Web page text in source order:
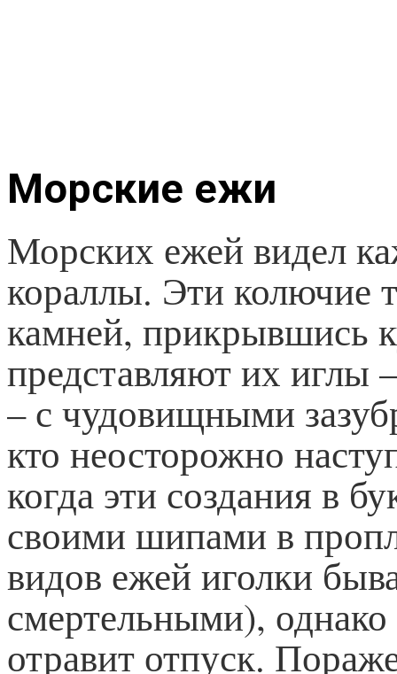
Морские ежи
Морских ежей видел
кораллы. Эти колючие
камней, прикрывшись
представляют их иглы
– с чудовищными
кто неосторожно
когда эти создания в
своими шипами в
видов ежей иголки
смертельными),
отравит отпуск.